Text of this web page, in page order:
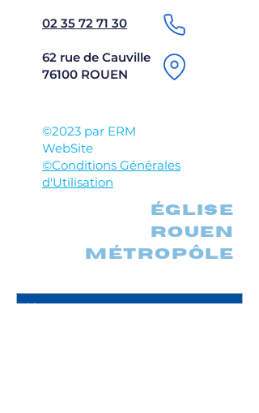
02 35 72 71 30
62 rue de Cauville
76100 ROUEN
©2023 par ERM
WebSite
©Conditions Générales
d'Utilisation
église
rouen
métropôle